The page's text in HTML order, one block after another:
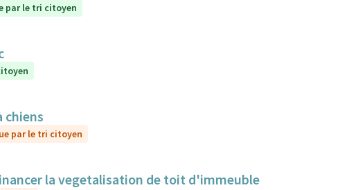
par le tri citoyen
chiens
par le tri citoyen
la vegetalisation de toit d'immeuble